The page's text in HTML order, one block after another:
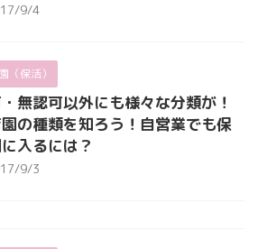
9/4
（保活）
無認可以外にも様々な分類が！
の種類を知ろう！自営業でも保
入るには？
9/3